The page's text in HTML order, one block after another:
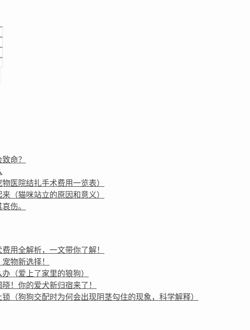
命？
医院结扎手术费用一览表）
（猫咪站立的原因和意义）
伤。
用全解析，一文带你了解！
物新选择！
（爱上了家里的狼狗）
！你的爱犬新归宿来了！
（狗狗交配时为何会出现阴茎勾住的现象，科学解释）